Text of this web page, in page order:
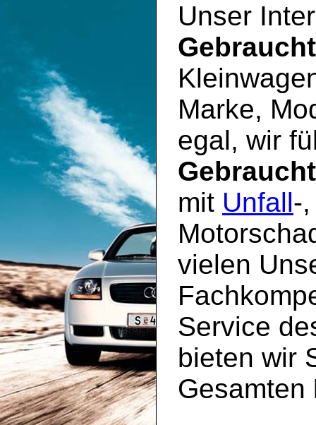
Unser
Marke,
egal, wir
mit Unfall-
vielen
Service
bieten wir
Gesamten